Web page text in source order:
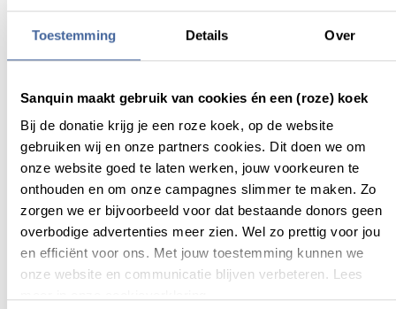
Toestemming Details Over
Sanquin maakt gebruik van cookies én een (roze) koek
Bij de donatie krijg je een roze koek, op de website
gebruiken wij en onze partners cookies. Dit doen we om
onze website goed te laten werken, jouw voorkeuren te
onthouden en om onze campagnes slimmer te maken. Zo
zorgen we er bijvoorbeeld voor dat bestaande donors geen
overbodige advertenties meer zien. Wel zo prettig voor jou
en efficiënt voor ons. Met jouw toestemming kunnen we
onze website en communicatie blijven verbeteren. Lees
verlaagd wordt.
Eiwitten uit bloed helpen
patiënten
Sommige eiwitten kunnen uit je plasmaworden gehaald om
patiënten te helpen. Deze patiënten hebben bijvoorbeeld
stollingsfactoren nodig om bloedingen tegen te gaan. Of ze
maken niet voldoende antistoffen waardoor ze heel snel
infecties oplopen. Met eiwitten uit donorplasma kunnen
medicijnen worden gemaakt voor wel 100 verschillende
ziekten.